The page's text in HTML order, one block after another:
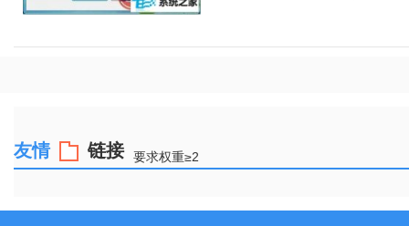
友情 链接 要求权重≥2